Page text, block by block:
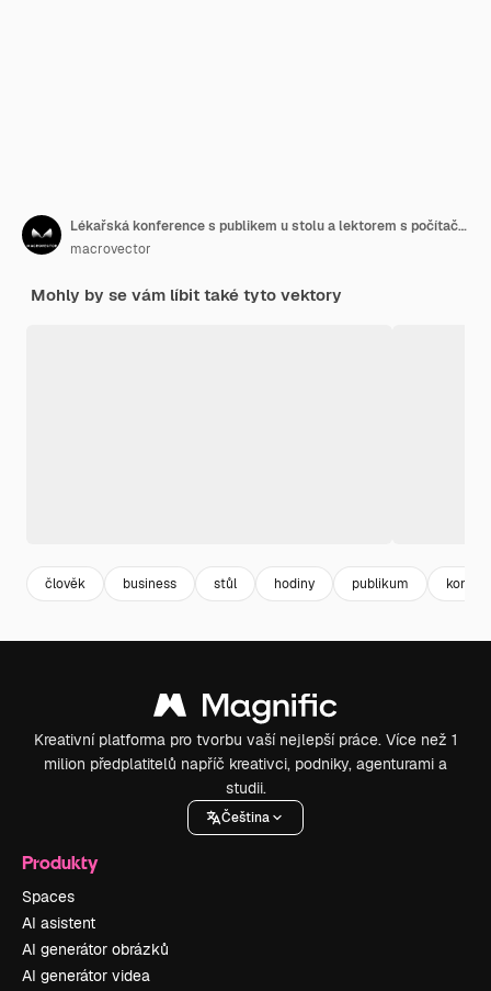
Lékařská konference s publikem u stolu a lektorem s počítačem a asistentem, kreslený retro styl
macrovector
Mohly by se vám líbit také tyto vektory
člověk business stůl hodiny publikum
Kreativní platforma pro tvorbu vaší nejlepší práce. Více než 1
milion předplatitelů napříč kreativci, podniky, agenturami a
studii.
Čeština
Produkty
Spaces
AI asistent
AI generátor obrázků
AI generátor videa